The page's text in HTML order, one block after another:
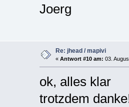
Joerg
Re: jhead / mapivi
« Antwort #10 am: 03.
ok, alles klar
trotzdem